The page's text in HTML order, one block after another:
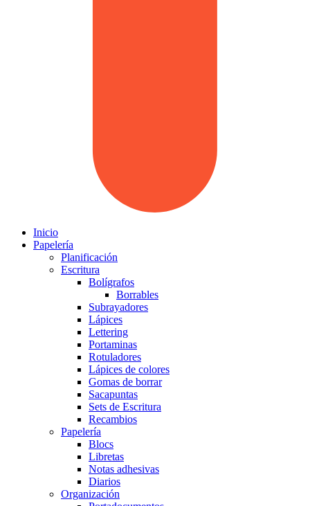
Inicio
Papelería
Planificación
Escritura
Bolígrafos
Borrables
Subrayadores
Lápices
Lettering
Portaminas
Rotuladores
Lápices de colores
Gomas de borrar
Sacapuntas
Sets de Escritura
Recambios
Papelería
Blocs
Libretas
Notas adhesivas
Diarios
Organización